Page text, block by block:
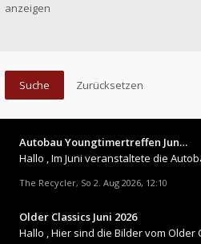
anzeigen
Autobau Youngtimertreffen Jun…
The Recycler, So 2. Aug 2026, 12:10
Older Classics Juni 2026